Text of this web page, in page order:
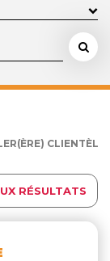
CLIENTÈLE
RÉSULTATS